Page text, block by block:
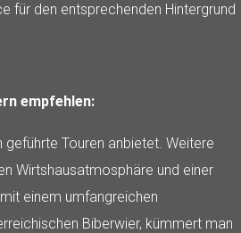
für den entsprechenden Hintergrund
empfehlen:
Touren anbietet. Weitere
Wirtshausatmosphäre und einer
einem umfangreichen
Biberwier, kümmert man